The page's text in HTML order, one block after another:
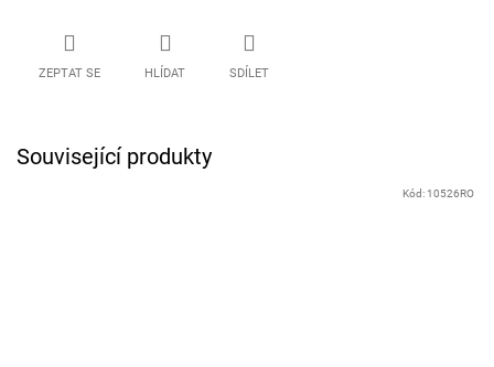
ZEPTAT SE HLÍDAT SDÍLET
Související produkty
Kód: 10526RO